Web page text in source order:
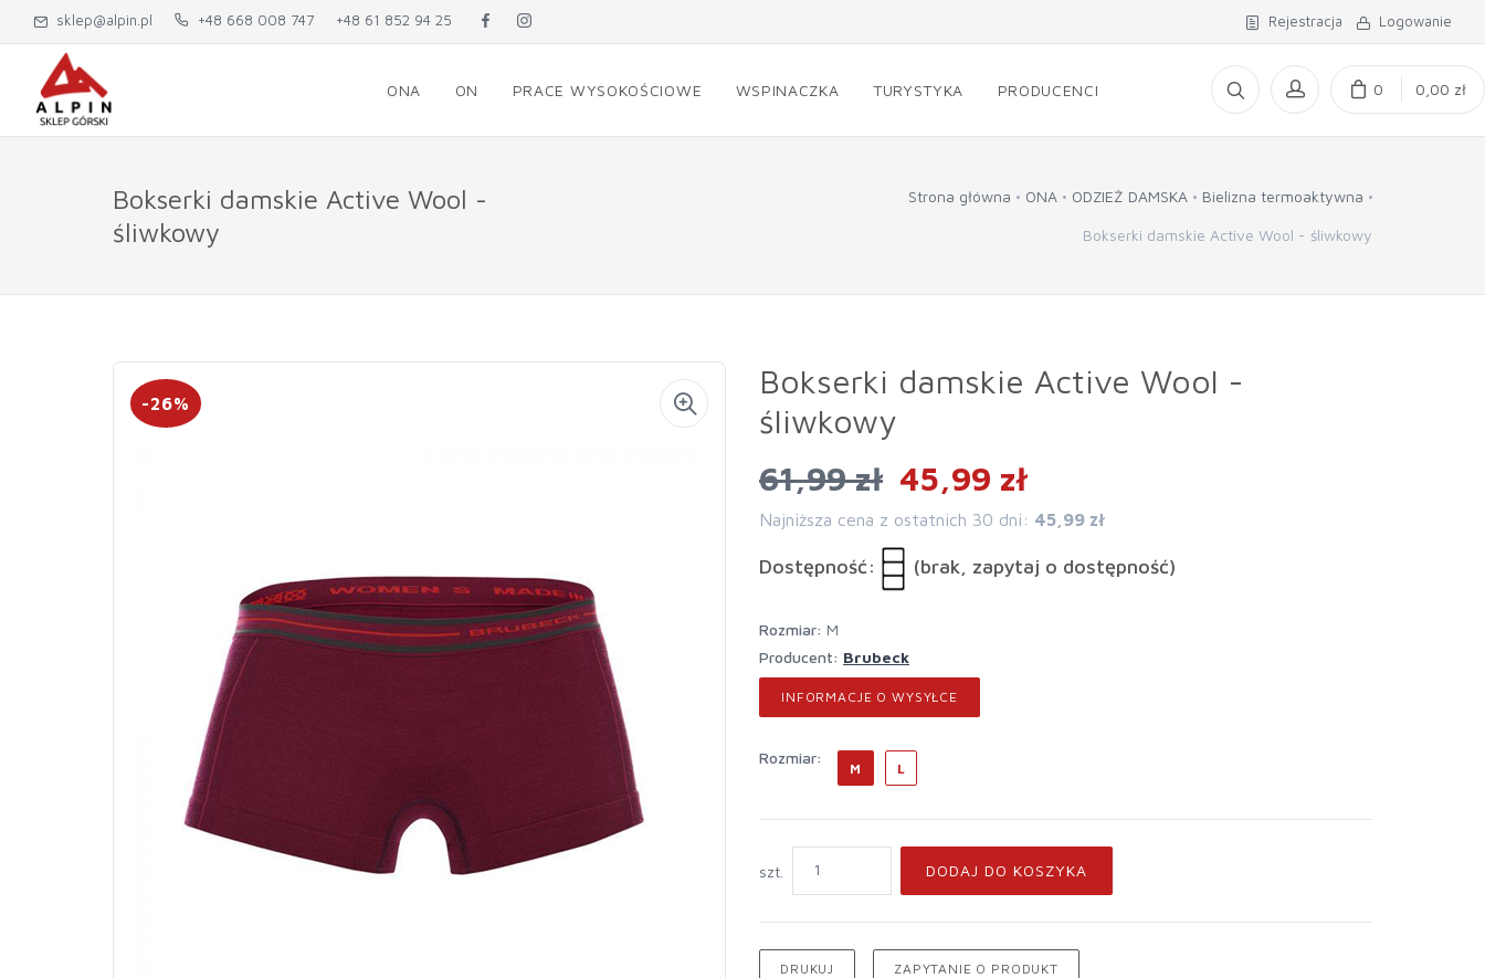
sklep@alpin.pl +48 668 008 747 +48 61 852 94 25 Rejestracja Logowanie
ONA ON PRACE WYSOKOŚCIOWE WSPINACZKA TURYSTYKA PRODUCENCI 0 0,00 zł
Bokserki damskie Active Wool -
śliwkowy
Strona główna ONA ODZIEŻ DAMSKA Bielizna termoaktywna
Bokserki damskie Active Wool - śliwkowy
-26%
Bokserki damskie Active Wool -
śliwkowy
61,99 zł 45,99 zł
Najniższa cena z ostatnich 30 dni: 45,99 zł
Dostępność: (brak, zapytaj o dostępność)
rozmiar: M
Producent: Brubeck
INFORMACJE O WYSYŁCE
rozmiar:
M L
szt. DODAJ DO KOSZYKA
DRUKUJ ZAPYTANIE O PRODUKT